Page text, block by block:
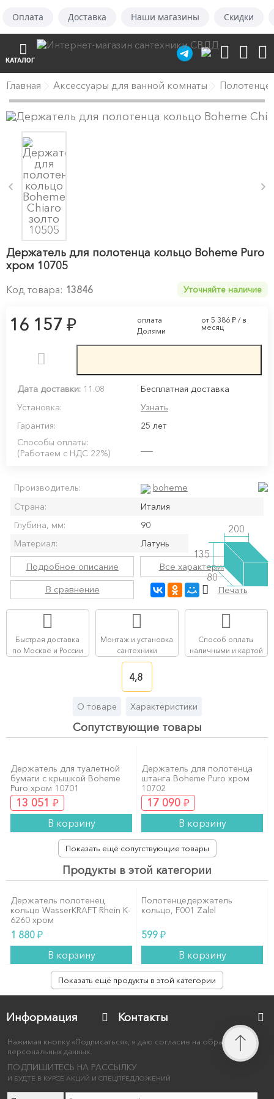
Оплата Доставка Наши магазины Скидки
КАТАЛОГ
Главная Аксессуары для ванной комнаты
Держатель для полотенца кольцо Boheme Puro
хром 10705
Код товара: 13846 Уточняйте наличие
16 157 ₽
оплата
Долями
от 5 386 ₽/ в
месяц
Дата доставки: 11.08
Бесплатная доставка
Установка:
Узнать
Гарантия:
25 лет
Способы оплаты:
(Работаем с НДС 22%)
Производитель: boheme
Страна:
Италия
Глубина, мм:
90
Материал:
Латунь
135
200
80
Подробное описание
Все характеристики
В сравнение
Печать
Быстрая доставка
по Москве и России
Монтаж и установка
сантехники
Способ оплаты
наличными и картой
4,8
О товаре Характеристики
Сопутствующие товары
Держатель для туалетной
бумаги с крышкой Boheme
Puro хром 10701
13 051 ₽
В корзину
Держатель для полотенца
штанга Boheme Puro хром
10702
17 090 ₽
В корзину
Показать ещё сопутствующие товары
Продукты в этой категории
Держатель полотенец
кольцо WasserKRAFT Rhein K-
6260 хром
1 880 ₽
В корзину
Полотенцедержатель
кольцо, F001 Zalel
599 ₽
В корзину
Показать ещё продукты в этой категории
Информация Контакты
Нажимая кнопку «Подписаться», я даю согласие на обработку
персональных данных.
ПОДПИШИТЕСЬ НА РАССЫЛКУ
И БУДТЕ В КУРСЕ АКЦИЙ И СПЕЦПРЕДЛОЖЕНИЙ